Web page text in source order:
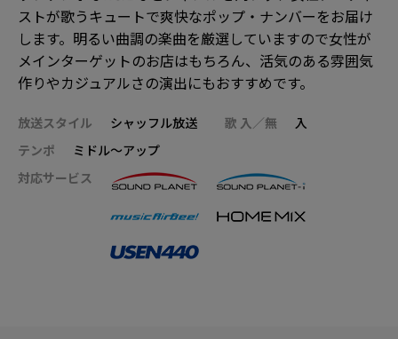
ストが歌うキュートで爽快なポップ・ナンバーをお届け
します。明るい曲調の楽曲を厳選していますので女性が
メインターゲットのお店はもちろん、活気のある雰囲気
作りやカジュアルさの演出にもおすすめです。
放送スタイル シャッフル放送 歌 入／無
入
テンポ
ミドル～アップ
対応サービス